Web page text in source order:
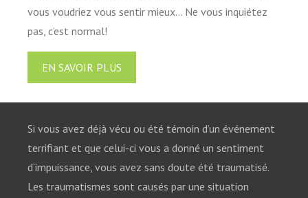
vous voudriez vous sentir mieux… Ne vous inquiétez
pas, c’est normal!
EN SAVOIR PLUS
Si vous avez déjà vécu ou été témoin d’un événement
terrifiant et que celui-ci vous a donné un sentiment
d’impuissance, vous avez sans doute été traumatisé.
Les traumatismes sont causés par une situation